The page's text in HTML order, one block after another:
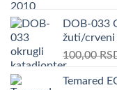
DOB-033
žuti/crveni
100,00
Temared